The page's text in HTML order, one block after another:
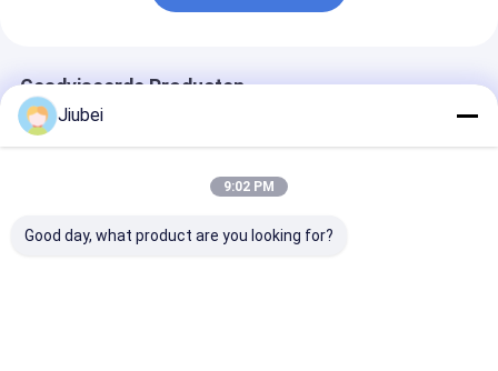
Geadviseerde Producten
Jiubei
9:02 PM
Good day, what product are you looking for?